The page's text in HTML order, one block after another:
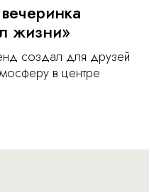
жизни»
создал для друзей
в центре